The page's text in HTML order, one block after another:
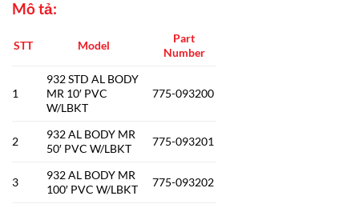
Mô tả:
STT Model
Part
Number
1
932 STD AL BODY
MR 10′ PVC
W/LBKT
775-093200
2
932 AL BODY MR
50′ PVC W/LBKT
775-093201
3
932 AL BODY MR
100′ PVC W/LBKT
775-093202